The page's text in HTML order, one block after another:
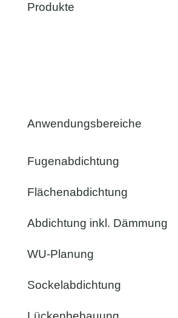
Produkte
Anwendungsbereiche
Fugenabdichtung
Flächenabdichtung
Abdichtung inkl. Dämmung
WU-Planung
Sockelabdichtung